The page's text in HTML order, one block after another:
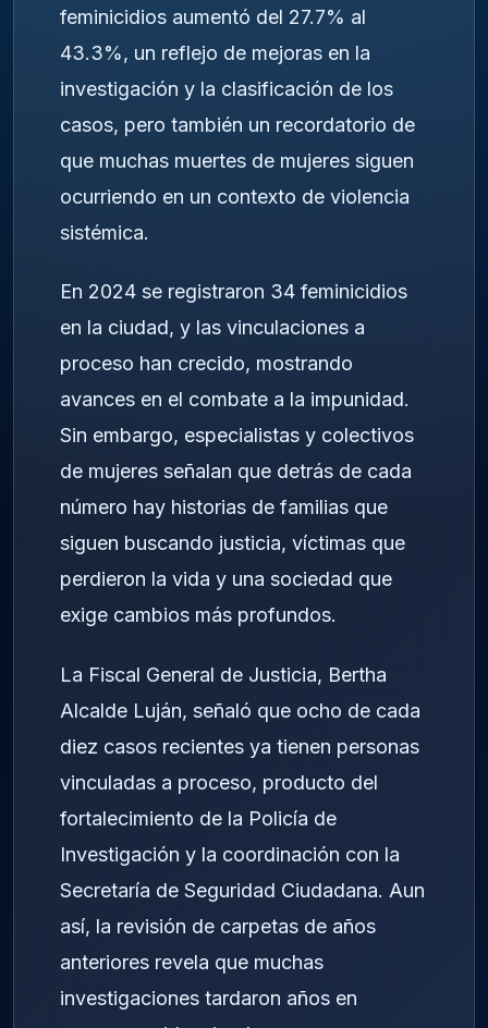
feminicidios aumentó del 27.7% al
43.3%, un reflejo de mejoras en la
investigación y la clasificación de los
casos, pero también un recordatorio de
que muchas muertes de mujeres siguen
ocurriendo en un contexto de violencia
sistémica.
En 2024 se registraron 34 feminicidios
en la ciudad, y las vinculaciones a
proceso han crecido, mostrando
avances en el combate a la impunidad.
Sin embargo, especialistas y colectivos
de mujeres señalan que detrás de cada
número hay historias de familias que
siguen buscando justicia, víctimas que
perdieron la vida y una sociedad que
exige cambios más profundos.
La Fiscal General de Justicia, Bertha
Alcalde Luján, señaló que ocho de cada
diez casos recientes ya tienen personas
vinculadas a proceso, producto del
fortalecimiento de la Policía de
Investigación y la coordinación con la
Secretaría de Seguridad Ciudadana. Aun
así, la revisión de carpetas de años
anteriores revela que muchas
investigaciones tardaron años en